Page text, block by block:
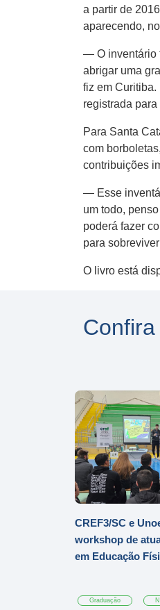
a partir de
aparecendo,
— O inventário
abrigar uma
fiz em
registrada
Para Santa
com
contribuições
— Esse
um todo,
poderá fazer
para
O livro está
CREF3/SC e
workshop de
em Educação
Graduação